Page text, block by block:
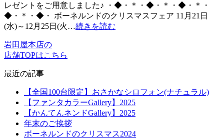
レゼントをご用意しました♪ ・◆・＊・◆・＊・◆・＊・
◆・＊・◆・ ボーネルンドのクリスマスフェア 11月21日
(水)～12月25日(火…続きを読む
岩田屋本店の
店舗TOPはこちら
最近の記事
【全国100台限定】おさかなシロフォン(ナチュラル)
【ファンタカラーGallery】2025
【かんてんネンドGallery】2025
年末のご挨拶
ボーネルンドのクリスマス2024